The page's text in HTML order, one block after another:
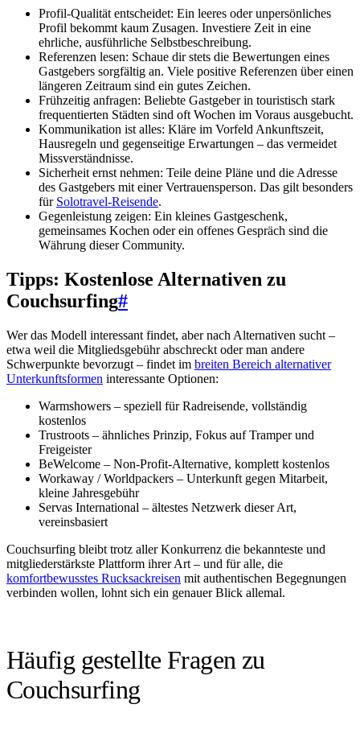
Profil-Qualität entscheidet: Ein leeres oder unpersönliches
Profil bekommt kaum Zusagen. Investiere Zeit in eine
ehrliche, ausführliche Selbstbeschreibung.
Referenzen lesen: Schaue dir stets die Bewertungen eines
Gastgebers sorgfältig an. Viele positive Referenzen über einen
längeren Zeitraum sind ein gutes Zeichen.
Frühzeitig anfragen: Beliebte Gastgeber in touristisch stark
frequentierten Städten sind oft Wochen im Voraus ausgebucht.
Kommunikation ist alles: Kläre im Vorfeld Ankunftszeit,
Hausregeln und gegenseitige Erwartungen – das vermeidet
Missverständnisse.
Sicherheit ernst nehmen: Teile deine Pläne und die Adresse
des Gastgebers mit einer Vertrauensperson. Das gilt besonders
für Solotravel-Reisende.
Gegenleistung zeigen: Ein kleines Gastgeschenk,
gemeinsames Kochen oder ein offenes Gespräch sind die
Währung dieser Community.
Tipps: Kostenlose Alternativen zu
Couchsurfing#
Wer das Modell interessant findet, aber nach Alternativen sucht –
etwa weil die Mitgliedsgebühr abschreckt oder man andere
Schwerpunkte bevorzugt – findet im breiten Bereich alternativer
Unterkunftsformen interessante Optionen:
Warmshowers – speziell für Radreisende, vollständig
kostenlos
Trustroots – ähnliches Prinzip, Fokus auf Tramper und
Freigeister
BeWelcome – Non-Profit-Alternative, komplett kostenlos
Workaway / Worldpackers – Unterkunft gegen Mitarbeit,
kleine Jahresgebühr
Servas International – ältestes Netzwerk dieser Art,
vereinsbasiert
Couchsurfing bleibt trotz aller Konkurrenz die bekannteste und
mitgliederstärkste Plattform ihrer Art – und für alle, die
komfortbewusstes Rucksackreisen mit authentischen Begegnungen
verbinden wollen, lohnt sich ein genauer Blick allemal.
Häufig gestellte Fragen zu
Couchsurfing